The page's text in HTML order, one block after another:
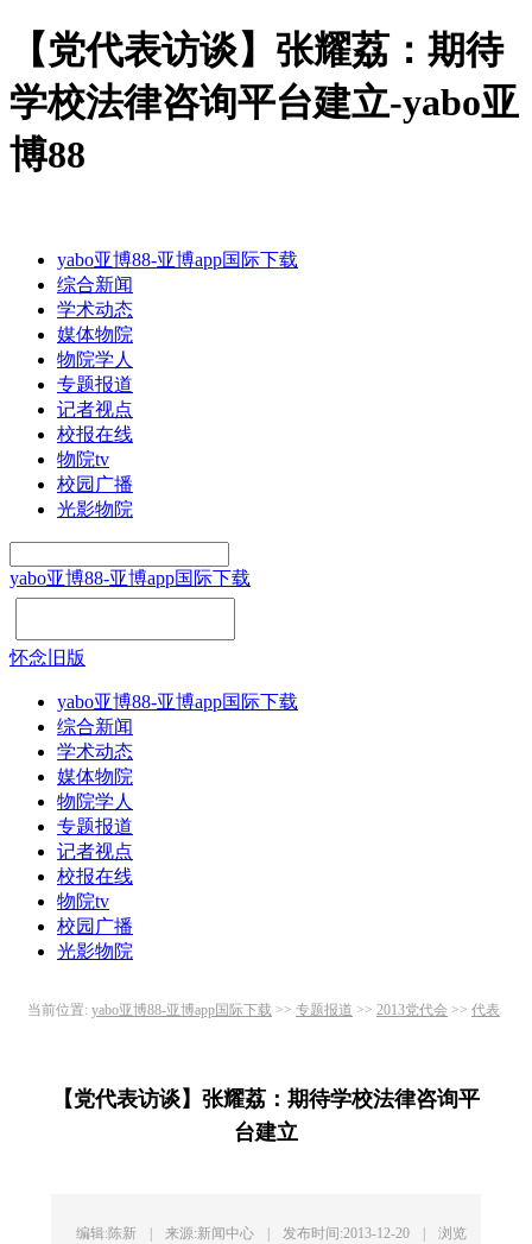
【党代表访谈】张耀荔：期待
学校法律咨询平台建立-yabo亚
博88
yabo亚博88-亚博app国际下载
综合新闻
学术动态
媒体物院
物院学人
专题报道
记者视点
校报在线
物院tv
校园广播
光影物院
yabo亚博88-亚博app国际下载
怀念旧版
yabo亚博88-亚博app国际下载
综合新闻
学术动态
媒体物院
物院学人
专题报道
记者视点
校报在线
物院tv
校园广播
光影物院
当前位置: yabo亚博88-亚博app国际下载 >> 专题报道 >> 2013党代会 >> 代表
【党代表访谈】张耀荔：期待学校法律咨询平
台建立
编辑:陈新 | 来源:新闻中心 | 发布时间:2013-12-20 |
浏览